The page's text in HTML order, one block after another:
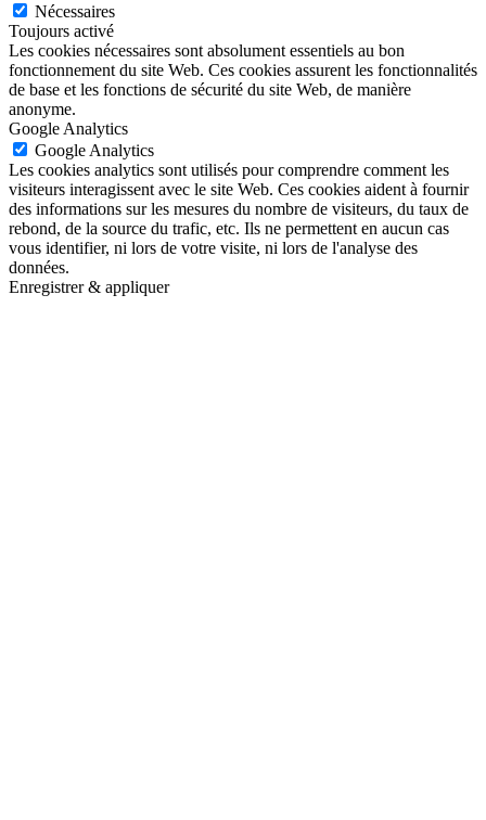
Nécessaires
Toujours activé
Les cookies nécessaires sont absolument essentiels au bon
fonctionnement du site Web. Ces cookies assurent les fonctionnalités
de base et les fonctions de sécurité du site Web, de manière
anonyme.
Google Analytics
Google Analytics
Les cookies analytics sont utilisés pour comprendre comment les
visiteurs interagissent avec le site Web. Ces cookies aident à fournir
des informations sur les mesures du nombre de visiteurs, du taux de
rebond, de la source du trafic, etc. Ils ne permettent en aucun cas
vous identifier, ni lors de votre visite, ni lors de l'analyse des
données.
Enregistrer & appliquer